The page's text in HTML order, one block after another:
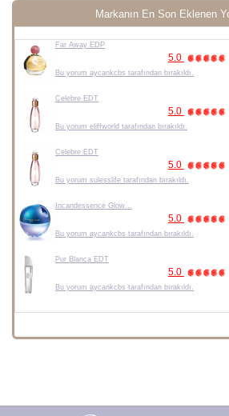
Markanın En Son Eklenen
Far Away EDP
5.0
Bu yorum aycankcbs tarafından bırakıldı.
Celebre EDT
5.0
Bu yorum eliffworld tarafından bırakıldı.
Celebre EDT
5.0
Bu yorum sulesslife tarafından bırakıldı.
Incandessence Glow...
5.0
Bu yorum aycankcbs tarafından bırakıldı.
Pur Blanca EDT
5.0
Bu yorum aycankcbs tarafından bırakıldı.